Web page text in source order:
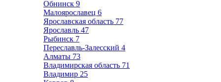
Обнинск 9
Малоярославец 6
Ярославская область 77
Ярославль 47
Рыбинск 7
Переславль-Залесский 4
Алматы 73
Владимирская область 71
Владимир 25